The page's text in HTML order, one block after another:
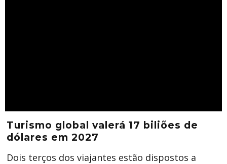
Turismo global valerá 17 biliões de
dólares em 2027
Dois terços dos viajantes estão dispostos a